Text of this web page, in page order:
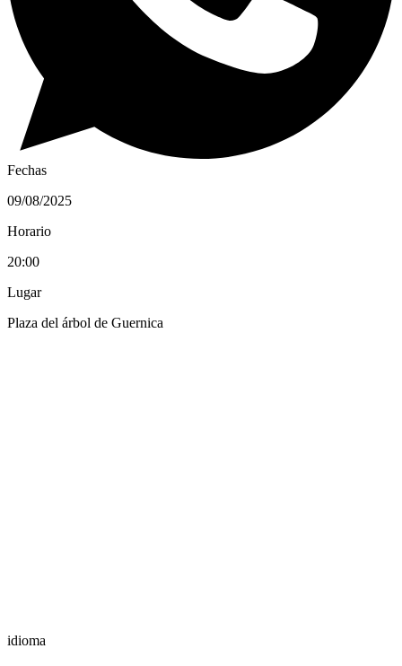
Fechas
09/08/2025
Horario
20:00
Lugar
Plaza del árbol de Guernica
idioma